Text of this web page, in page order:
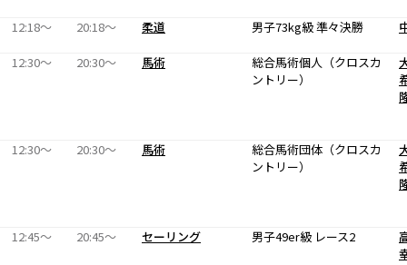
12:18〜 20:18〜 柔道 男子73kg級 準々決勝
12:30〜 20:30〜 馬術
総合馬術個人（クロスカ
ントリー）
12:30〜 20:30〜 馬術
総合馬術団体（クロスカ
ントリー）
12:45〜 20:45〜 セーリング 男子49er級 レース2